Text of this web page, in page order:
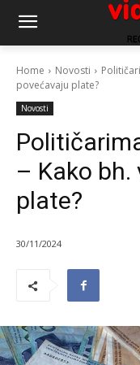
Home Novosti
povećavaju plate?
Novosti
– Kako
plate?
30/11/2024